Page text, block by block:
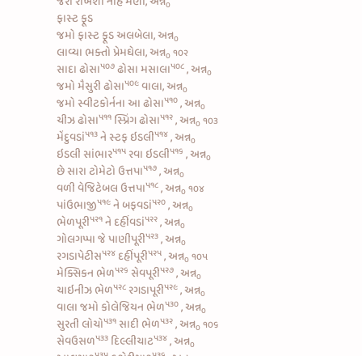
૦
ફાસ્ટ ફૂડ
જમો ફાસ્ટ ફૂડ અલબેલા, અન્ન૦
લાવ્યા ભક્તો પ્રેમઘેલા, અન્ન૦ ૧૦૨
સાદા ઢોસા૫૦૭ ઢોસા મસાલા૫૦૮ , અન્ન૦
જમોમૈસુરી ઢોસા૫૦૯ વાલા, અન્ન૦
જમોસ્વીટકોર્નના આ ઢોસા૫૧૦ , અન્ન૦
ચીઝ ઢોસા૫૧૧ સ્પ્રિંગ ઢોસા૫૧૨ , અન્ન૦ ૧૦૩
મેંદુવડાં૫૧૩ નેસ્ટફ ઇડલી૫૧૪ , અન્ન૦
ઇડલી સાંભાર૫૧૫ રવા ઇડલી૫૧૬ , અન્ન૦
છે સારાટોમેટો ઉત્તપા૫૧૭ , અન્ન૦
વળીવેજિટેબલ ઉત્તપા૫૧૮ , અન્ન૦ ૧૦૪
પાંઉભાજી૫૧૯ ને બફવડાં૫૨૦ , અન્ન૦
ભેળપૂરી૫૨૧ ને દહીંવડાં૫૨૨ , અન્ન૦
ગોલગપ્પા જેપાણીપૂરી૫૨૩ , અન્ન૦
રગડાપેટીસ૫૨૪ દહીંપૂરી૫૨૫ , અન્ન૦ ૧૦૫
મેક્સિકન ભેળ૫૨૬ સેવપૂરી૫૨૭ , અન્ન૦
ચાઇનીઝ ભેળ૫૨૮ રગડાપૂરી૫૨૯ , અન્ન૦
વાલા જમો કોલેજિયન ભેળ૫૩૦ , અન્ન૦
સુરતી લોચો૫૩૧ સાદી ભેળ૫૩૨ , અન્ન૦ ૧૦૬
સેવઉસળ૫૩૩ દિલ્લીચાટ૫૩૪ , અન્ન૦